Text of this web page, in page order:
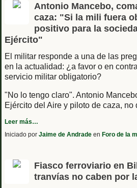
Antonio Mancebo,
caza: "Si la mili fuera
positivo para la
Ejército"
El militar responde a una de las
en la actualidad: ¿a favor o en
servicio militar obligatorio?
"No lo tengo claro". Antonio
Ejército del Aire y piloto de caza, no
Leer más…
Iniciado por Jaime de Andrade en Foro de la
Fiasco ferroviario en
tranvías no caben por